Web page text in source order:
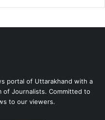
portal of Uttarakhand with a
of Journalists. Committed to
to our viewers.